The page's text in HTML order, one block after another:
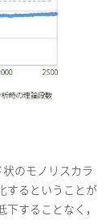
のモノリスカラ
するということが
することなく，